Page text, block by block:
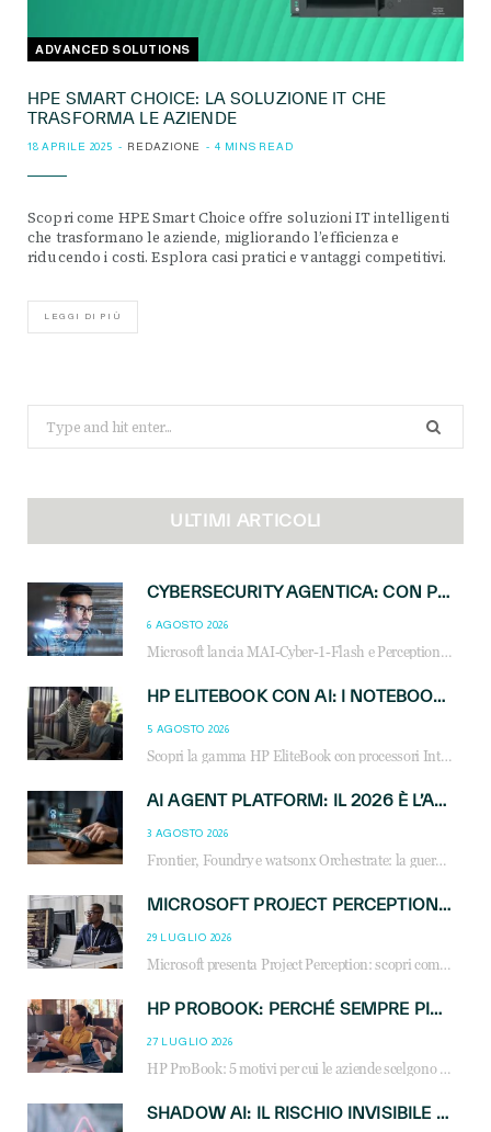
ADVANCED SOLUTIONS
HPE SMART CHOICE: LA SOLUZIONE IT CHE
TRASFORMA LE AZIENDE
18 APRILE 2025 REDAZIONE 4 MINS READ
Scopri come HPE Smart Choice offre soluzioni IT intelligenti
che trasformano le aziende, migliorando l’efficienza e
riducendo i costi. Esplora casi pratici e vantaggi competitivi.
LEGGI DI PIÙ
for:
ULTIMI ARTICOLI
CYBERSECURITY AGENTICA: CON PERCEPTION E MAI-CYBER-1-FLASH MICROSOFT APRE NUOVI SERVIZI PER IL CANALE
6 AGOSTO 2026
Microsoft lancia MAI-Cyber-1-Flash e Perception: cybersecurity agentica in preview dal 3 novembre. Cosa cambia per MSP, system integrator e reseller.
HP ELITEBOOK CON AI: I NOTEBOOK BUSINESS INTELLIGENTI CHE TRASFORMANO PRODUTTIVITÀ, SICUREZZA E LAVORO IBRIDO
5 AGOSTO 2026
Scopri la gamma HP EliteBook con processori Intel® Core™ Ultra e AMD Ryzen™ AI. Notebook business progettati per aumentare la produttività, migliorare la collaborazione e garantire sicurezza avanzata in ufficio e in mobilità.
AI AGENT PLATFORM: IL 2026 È L’ANNO DEL «SISTEMA OPERATIVO» PER GLI AGENTI AZIENDALI
3 AGOSTO 2026
Frontier, Foundry e watsonx Orchestrate: la guerra delle piattaforme AI agent ridisegna il mercato IT. Cosa cambia per reseller, MSP e system integrator.
MICROSOFT PROJECT PERCEPTION: COME GLI AGENTI AI CAMBIERANNO SOC, CYBERSECURITY E SERVIZI MSP
29 LUGLIO 2026
Microsoft presenta Project Perception: scopri come gli agenti AI possono trasformare cybersecurity, SOC e servizi gestiti degli MSP.
HP PROBOOK: PERCHÉ SEMPRE PIÙ AZIENDE SCELGONO NOTEBOOK PROGETTATI PER IL LAVORO MODERNO
27 LUGLIO 2026
HP ProBook: 5 motivi per cui le aziende scelgono i notebook business HP per migliorare produttività, sicurezza e gestione dell’AI.
SHADOW AI: IL RISCHIO INVISIBILE CHE LE AZIENDE POSSONO GOVERNARE